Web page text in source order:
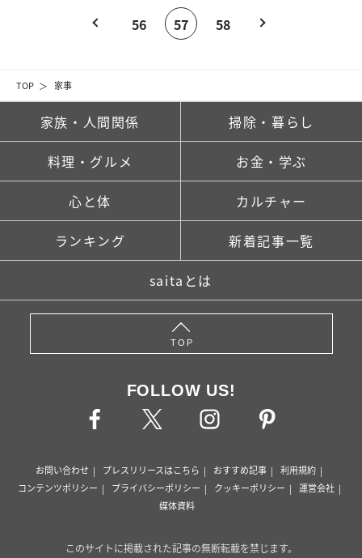
TOP 家事
56 57 58
家族・人間関係 掃除・暮らし
料理・グルメ お金・学ぶ
心と体 カルチャー
ランキング 新着記事一覧
saitaとは
TOP
FOLLOW US!
お問い合わせ プレスリリースはこちら おすすめ記事
利用規約
コンテンツポリシー
プライバシーポリシー クッキーポリシー
運営会社
媒体資料
このサイトに掲載された記事の無断転載を禁じます。